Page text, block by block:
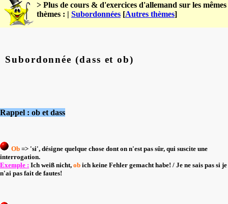
> Plus de cours & d'exercices d'allemand sur les mêmes
thèmes : | Subordonnées [Autres thèmes]
Subordonnée (dass et ob)
Rappel : ob et dass
Ob => 'si', désigne quelque chose dont on n'est pas sûr, qui suscite une
interrogation.
Exemple : Ich weiß nicht, ob ich keine Fehler gemacht habe! / Je ne sais pas si je
n'ai pas fait de fautes!